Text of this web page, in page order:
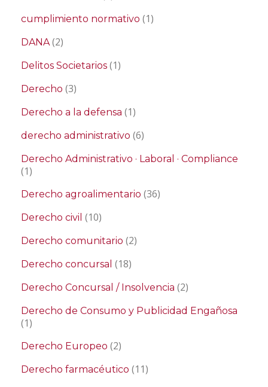
cumplimiento normativo (1)
DANA(2)
Delitos Societarios (1)
Derecho (3)
Derecho a la defensa (1)
derecho administrativo (6)
Derecho Administrativo · Laboral · Compliance
(1)
Derecho agroalimentario (36)
Derecho civil (10)
Derecho comunitario (2)
Derecho concursal (18)
Derecho Concursal / Insolvencia (2)
Derecho de Consumo y Publicidad Engañosa
(1)
Derecho Europeo (2)
Derecho farmacéutico (11)